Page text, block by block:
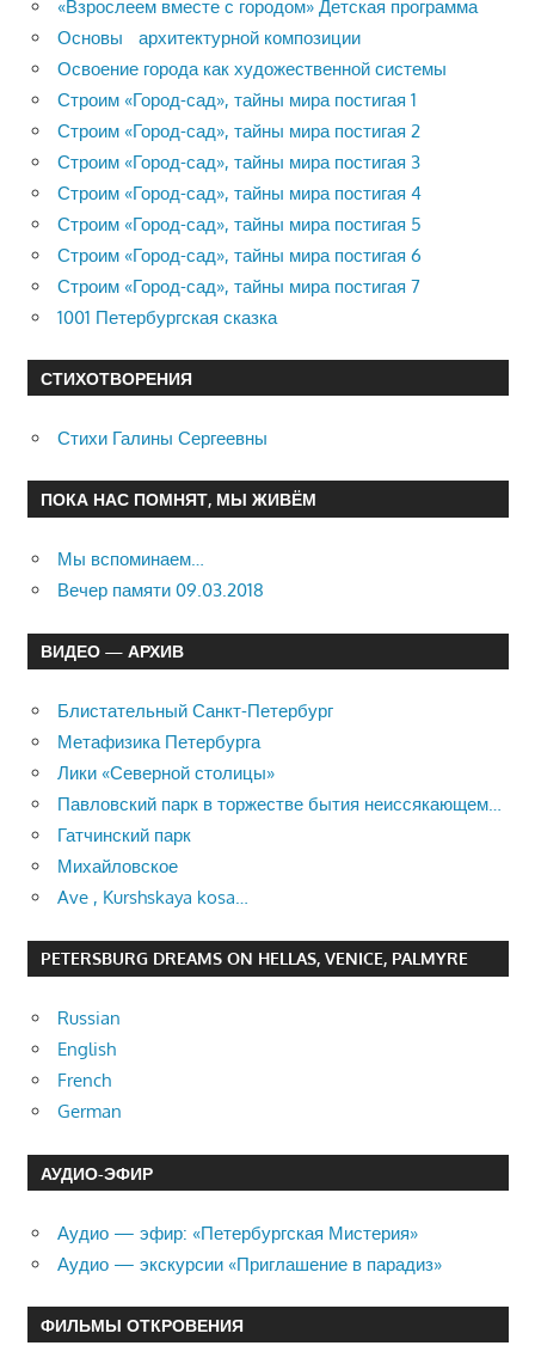
«Взрослеем вместе с городом» Детская программа
Основы архитектурной композиции
Освоение города как художественной системы
Строим «Город-сад», тайны мира постигая 1
Строим «Город-сад», тайны мира постигая 2
Строим «Город-сад», тайны мира постигая 3
Строим «Город-сад», тайны мира постигая 4
Строим «Город-сад», тайны мира постигая 5
Строим «Город-сад», тайны мира постигая 6
Строим «Город-сад», тайны мира постигая 7
1001 Петербургская сказка
СТИХОТВОРЕНИЯ
Стихи Галины Сергеевны
ПОКА НАС ПОМНЯТ, МЫ ЖИВЁМ
Мы вспоминаем…
Вечер памяти 09.03.2018
ВИДЕО — АРХИВ
Блистательный Санкт-Петербург
Метафизика Петербурга
Лики «Северной столицы»
Павловский парк в торжестве бытия неиссякающем…
Гатчинский парк
Михайловское
Ave , Kurshskaya kosa…
PETERSBURG DREAMS ON HELLAS, VENICE, PALMYRE
Russian
English
French
German
АУДИО-ЭФИР
Аудио — эфир: «Петербургская Мистерия»
Аудио — экскурсии «Приглашение в парадиз»
ФИЛЬМЫ ОТКРОВЕНИЯ